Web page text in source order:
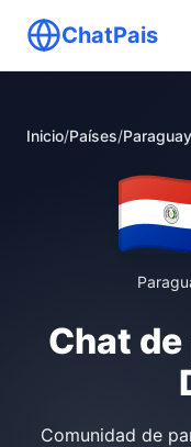
ChatPais
Inicio/Países/Paraguay
Chat
Comunidad de